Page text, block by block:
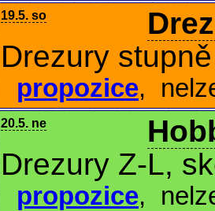
19.5. so
Drezury
propozice,
20.5. ne
Drezury Z-L,
propozice,